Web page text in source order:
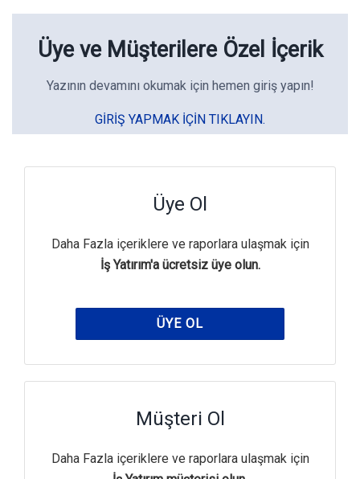
Üye ve Müşterilere Özel İçerik
Yazının devamını okumak için hemen giriş yapın!
GIRIŞ YAPMAK IÇIN TIKLAYIN.
Üye Ol
Daha Fazla içeriklere ve raporlara ulaşmak için
İş Yatırım'a ücretsiz üye olun.
ÜYE OL
Müşteri Ol
Daha Fazla içeriklere ve raporlara ulaşmak için